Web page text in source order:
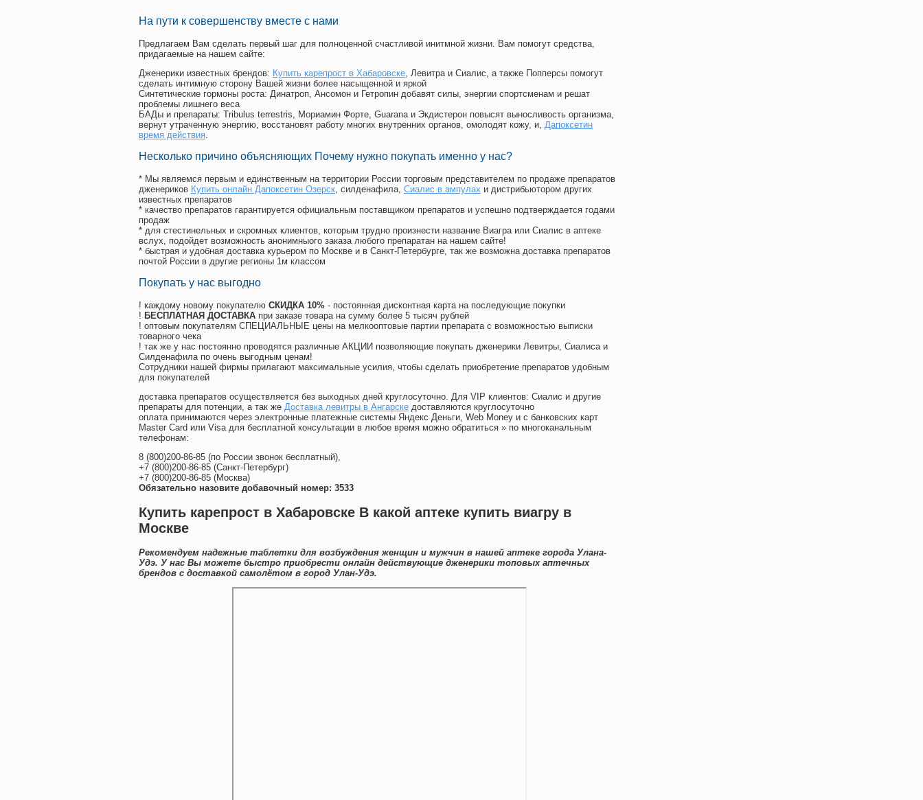
На пути к совершенству вместе с нами
Предлагаем Вам сделать первый шаг для полноценной счастливой инитмной жизни. Вам помогут средства,
придагаемые на нашем сайте:
Дженерики известных брендов: Купить карепрост в Хабаровске, Левитра и Сиалис, а также Попперсы помогут
сделать интимную сторону Вашей жизни более насыщенной и яркой
Синтетические гормоны роста: Динатроп, Ансомон и Гетропин добавят силы, энергии спортсменам и решат
проблемы лишнего веса
БАДы и препараты: Tribulus terrestris, Мориамин Форте, Guarana и Экдистерон повысят выносливость организма,
вернут утраченную энергию, восстановят работу многих внутренних органов, омолодят кожу, и, Дапоксетин
время действия.
Несколько причино объясняющих Почему нужно покупать именно у нас?
* Мы являемся первым и единственным на территории России торговым представителем по продаже препаратов
дженериков Купить онлайн Дапоксетин Озерск, силденафила, Сиалис в ампулах и дистрибьютором других
известных препаратов
* качество препаратов гарантируется официальным поставщиком препаратов и успешно подтверждается годами
продаж
* для стестинельных и скромных клиентов, которым трудно произнести название Виагра или Сиалис в аптеке
вслух, подойдет возможность анонимныого заказа любого препаратан на нашем сайте!
* быстрая и удобная доставка курьером по Москве и в Санкт-Петербурге, так же возможна доставка препаратов
почтой России в другие регионы 1м классом
Покупать у нас выгодно
! каждому новому покупателю СКИДКА 10% - постоянная дисконтная карта на последующие покупки
! БЕСПЛАТНАЯ ДОСТАВКА при заказе товара на сумму более 5 тысяч рублей
! оптовым покупателям СПЕЦИАЛЬНЫЕ цены на мелкооптовые партии препарата с возможностью выписки
товарного чека
! так же у нас постоянно проводятся различные АКЦИИ позволяющие покупать дженерики Левитры, Сиалиса и
Силденафила по очень выгодным ценам!
Cотрудники нашей фирмы прилагают максимальные усилия, чтобы сделать приобретение препаратов удобным
для покупателей
доставка препаратов осуществляется без выходных дней круглосуточно. Для VIP клиентов: Сиалис и другие
препараты для потенции, а так же Доставка левитры в Ангарске доставляются круглосуточно
оплата принимаются через электронные платежные системы Яндекс Деньги, Web Money и с банковских карт
Master Card или Visa для бесплатной консультации в любое время можно обратиться » по многоканальным
телефонам:
8 (800)200-86-85 (по России звонок бесплатный),
+7 (800)200-86-85 (Санкт-Петербург)
+7 (800)200-86-85 (Москва)
Обязательно назовите добавочный номер: 3533
Купить карепрост в Хабаровске В какой аптеке купить виагру в
Москве
Рекомендуем надежные таблетки для возбуждения женщин и мужчин в нашей аптеке города Улана-
Удэ. У нас Вы можете быстро приобрести онлайн действующие дженерики топовых аптечных
брендов с доставкой самолётом в город Улан-Удэ.